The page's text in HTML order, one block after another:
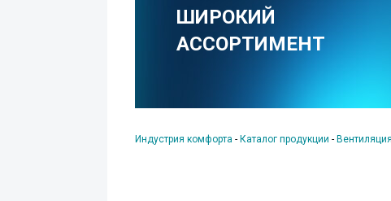
ШИРОКИЙ
АССОРТИМЕНТ
Индустрия комфорта - Каталог продукции -